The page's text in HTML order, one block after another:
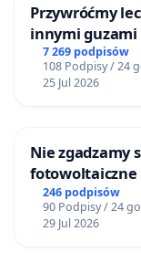
Przywróćmy
innymi
Centrum
7 269 podpisów
108 Podpisy / 24
25 Jul 2026
Nie zgadzamy
fotowoltaiczne
mieszkańców
246 podpisów
90 Podpisy / 24
29 Jul 2026